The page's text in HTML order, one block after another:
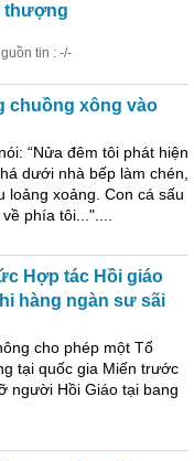
thượng
tin : -/-
chuồng xông vào
“Nửa đêm tôi phát hiện
dưới nhà bếp làm chén,
loảng xoảng. Con cá sấu
phía tôi..."....
Hợp tác Hồi giáo
hàng ngàn sư sãi
cho phép một Tổ
tại quốc gia Miến trước
người Hồi Giáo tại bang